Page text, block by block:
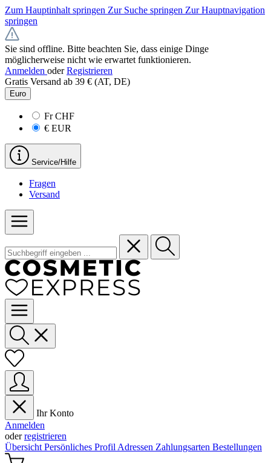
Zum Hauptinhalt springen Zur Suche springen Zur Hauptnavigation
springen
Sie sind offline. Bitte beachten Sie, dass einige Dinge
möglicherweise nicht wie erwartet funktionieren.
Anmelden oder Registrieren
Gratis Versand ab 39 € (AT, DE)
Euro
FrCHF
€ EUR
Service/Hilfe
Fragen
Versand
Ihr Konto
Anmelden
oderregistrieren
Übersicht Persönliches Profil Adressen Zahlungsarten Bestellungen